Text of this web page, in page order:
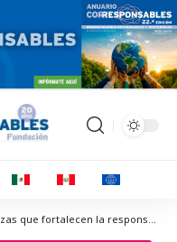
Corresponsables > Opinión > ODS10. Alianzas que fortalecen la responsabilidad